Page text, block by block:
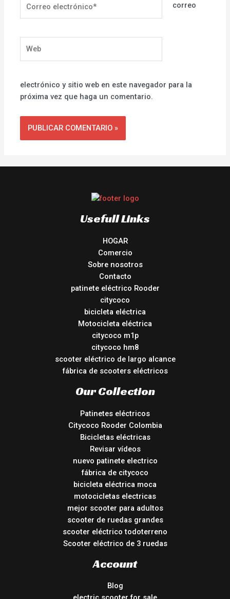
electrónico*
correo
electrónico y sitio web en este navegador para la
próxima vez que haga un comentario.
Usefull Links
HOGAR
Comercio
Sobre nosotros
Contacto
patinete eléctrico Rooder
citycoco
bicicleta eléctrica
Motocicleta eléctrica
citycoco m1p
citycoco hm8
scooter eléctrico de largo alcance
fábrica de scooters eléctricos
Our Collection
Patinetes eléctricos
Citycoco Rooder Colombia
Bicicletas eléctricas
Revisar vídeos
nuevo patinete electrico
fábrica de citycoco
bicicleta eléctrica moca
motocicletas electricas
mejor scooter para adultos
scooter de ruedas grandes
scooter eléctrico todoterreno
Scooter eléctrico de 3 ruedas
Account
Blog